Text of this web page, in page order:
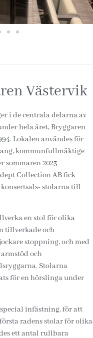
Västervik
i de centrala delarna av
hela året, Bryggaren
Lokalen användes för
kommunfullmäktige
sommaren 2023
Collection AB fick
stolarna till
en stol för olika
tillverkade och
stoppning, och med
och
Stolarna
för en hörslinga under
infästning, för att
radens stolar för olika
ett antal rullbara